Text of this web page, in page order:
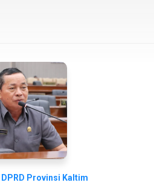
DPRD Provinsi Kaltim